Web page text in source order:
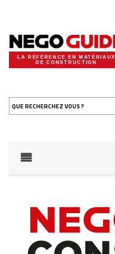
LA RÉFÉRENCE EN MATÉRIAUX
DE CONSTRUCTION
QUE RECHERCHEZ VOUS ?